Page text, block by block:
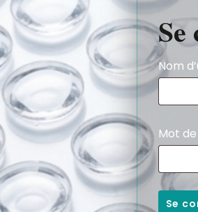
Se
Nom
Mot
Se